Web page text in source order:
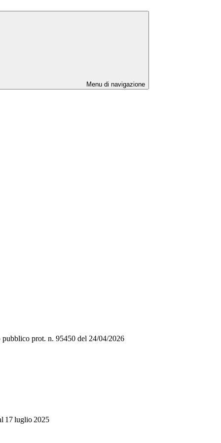
Menu di navigazione
prot. n. 95450 del 24/04/2026
17 luglio 2025